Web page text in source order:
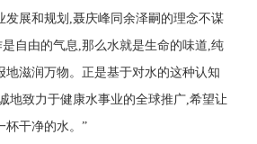
发展和规划,聂庆峰同余泽嗣的理念不谋
自由的气息,那么水就是生命的味道,纯
地滋润万物。正是基于对水的这种认知
地致力于健康水事业的全球推广,希望让
杯干净的水。”